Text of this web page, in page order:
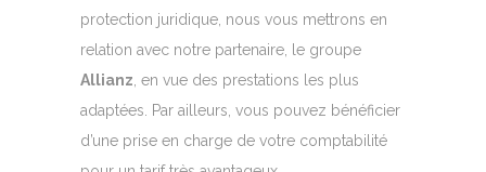
protection juridique, nous vous mettrons en
relation avec notre partenaire, le groupe
Allianz, en vue des prestations les plus
adaptées. Par ailleurs, vous pouvez bénéficier
d’une prise en charge de votre comptabilité